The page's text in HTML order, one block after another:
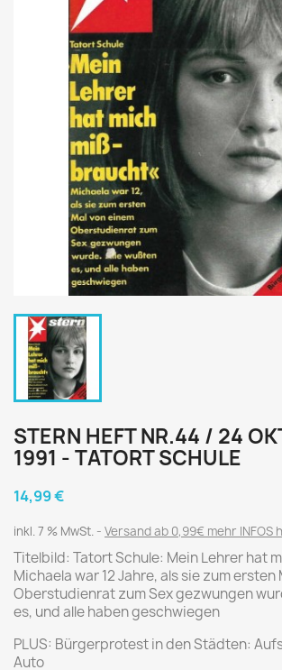
STERN HEFT NR.44 / 24
1991 - TATORT SCHULE
14,99 €
inkl. 7 % MwSt. Versand ab 0,99€ mehr INFOS
Titelbild: Tatort Schule: Mein Lehrer hat
Michaela war 12 Jahre, als sie zum ersten
Oberstudienrat zum Sex gezwungen
es, und alle haben geschwiegen
PLUS: Bürgerprotest in den Städten:
Auto